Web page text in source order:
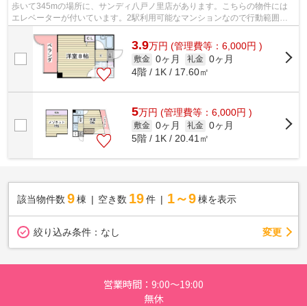
歩いて345mの場所に、サンディ八戸ノ里店があります。こちらの物件には
エレベーターが付いています。2駅利用可能なマンションなので行動範囲も
広がります。こちらの物件はマンションで...
3.9万円 (管理費等：6,000円 )
敷金 0ヶ月 礼金 0ヶ月
4階 / 1K / 17.60㎡
5万円 (管理費等：6,000円 )
敷金 0ヶ月 礼金 0ヶ月
5階 / 1K / 20.41㎡
該当物件数 9棟 空き数 19 件 1～9 棟を表示
絞り込み条件： なし 変更
営業時間：9:00～19:00
無休